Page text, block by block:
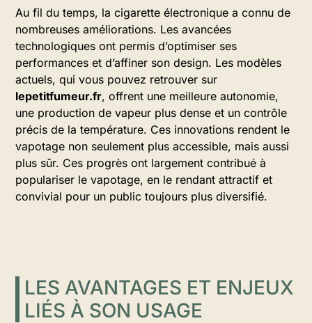
Au fil du temps, la cigarette électronique a connu de
nombreuses améliorations. Les avancées
technologiques ont permis d’optimiser ses
performances et d’affiner son design. Les modèles
actuels, qui vous pouvez retrouver sur
lepetitfumeur.fr, offrent une meilleure autonomie,
une production de vapeur plus dense et un contrôle
précis de la température. Ces innovations rendent le
vapotage non seulement plus accessible, mais aussi
plus sûr. Ces progrès ont largement contribué à
populariser le vapotage, en le rendant attractif et
convivial pour un public toujours plus diversifié.
LES AVANTAGES ET ENJEUX
LIÉS À SON USAGE